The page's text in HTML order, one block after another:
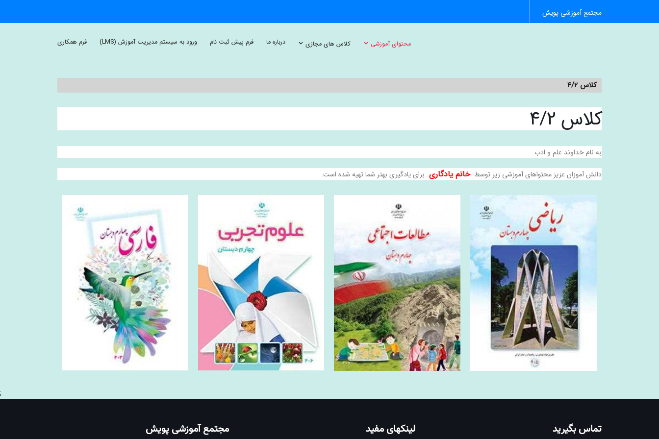
مجتمع آموزشی پویش
محتوای آموزشی کلاس های مجازی درباره ما فرم پیش ثبت نام ورود به سیستم مدیریت آموزش (LMS) فرم همکاری
کلاس 4/2
کلاس 4/2
به نام خداوند علم و ادب
دانش آموزان عزیز محتواهای آموزشی زیر توسطخانم یادگاری برای یادگیری بهتر شما تهیه شده است.
;
تماس بگیرید لینکهای مفید مجتمع آموزشی پویش